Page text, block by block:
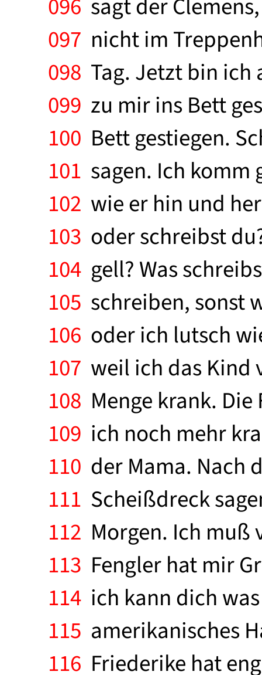
096 sagt der
097 nicht im
098 Tag. Jetzt bin ich
099 zu mir ins Bett
100 Bett gestiegen.
101 sagen. Ich komm
102 wie er hin und
103 oder schreibst
104 gell? Was
105 schreiben, sonst
106 oder ich lutsch
107 weil ich das Kind
108 Menge krank.
109 ich noch mehr
110 der Mama. Nach
111 Scheißdreck
112 Morgen. Ich muß
113 Fengler hat mir
114 ich kann dich
115 amerikanisches
116 Friederike hat